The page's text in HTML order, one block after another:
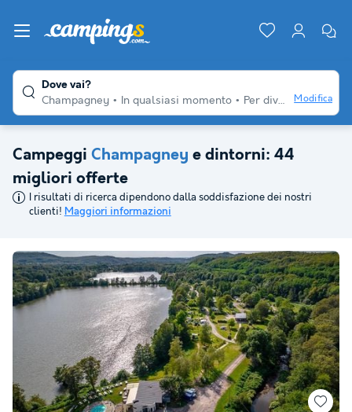
Dove vai?
Champagney
In qualsiasi momento Per diversi viaggiatori Modifica
Campeggi Champagney e dintorni: 44
migliori offerte
I risultati di ricerca dipendono dalla soddisfazione dei nostri
clienti! Maggiori informazioni